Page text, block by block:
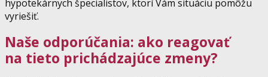
hypotekárnych špecialistov, ktorí Vám situáciu pomôžu
vyriešiť.
Naše odporúčania: ako reagovať
na tieto prichádzajúce zmeny?